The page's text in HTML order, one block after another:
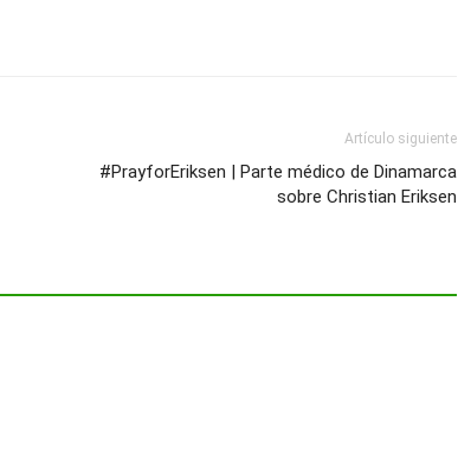
Artículo siguiente
#PrayforEriksen | Parte médico de Dinamarca
sobre Christian Eriksen